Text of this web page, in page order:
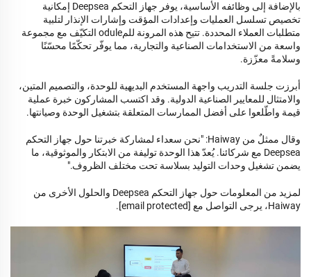
بالإضافة إلى وظائفه الأساسية، يوفر جهاز التحكم Deepsea إمكانية
تخصيص تسلسل العمليات وإعدادات المؤقت وإشارات الإنذار لتلبية
متطلبات العملاء المحددة. تتيح هذه المرونة للمodule التكيّف مع مجموعة
واسعة من الاستخدامات الصناعية والتجارية، مما يوفّر تحكّمًا محسّنًا
وسلامةً معزّزة.
أبرزت جلسة التدريب واجهة المستخدم البديهية للوحدة، والتصميم المتين،
والامتثال للمعايير الصناعية الدولية. وقد اكتسب المشاركون خبرة عملية
قيمة واطّلعوا على أفضل الممارسات المتعلقة بتشغيل الوحدة وصيانتها.
وقال ممثلٌ من Haiway: "نحن سعداء لمشاركة خبرتنا حول جهاز التحكم
Deepsea مع شركائنا. يُعدّ هذا الوحدة توليفة من الابتكار والموثوقية، ما
يضمن تشغيل وحدات التوليد بسلاسة تحت مختلف الظروف."
لمزيد من المعلومات حول جهاز التحكم Deepsea والحلول الأخرى من
Haiway، يرجى التواصل مع
[email protected]
.